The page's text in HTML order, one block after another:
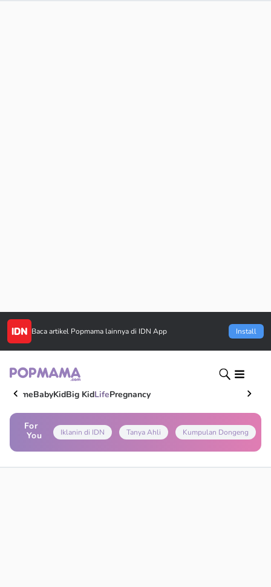
Baca artikel Popmama lainnya di IDN App Install
HomeBabyKidBig KidLifePregnancy
For
You
Iklanin di IDN Tanya Ahli Kumpulan Dongeng